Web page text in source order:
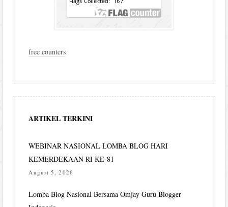
free counters
ARTIKEL TERKINI
WEBINAR NASIONAL LOMBA BLOG HARI
KEMERDEKAAN RI KE-81
August 5, 2026
Lomba Blog Nasional Bersama Omjay Guru Blogger